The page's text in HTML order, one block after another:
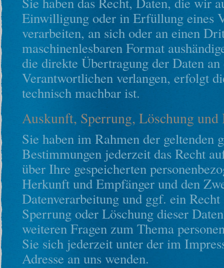
Einwilligung oder in Erfüllung eines
verarbeiten, an sich oder an einen
maschinenlesbaren Format
die direkte Übertragung der Daten an
Verantwortlichen verlangen, erfolgt
technisch machbar ist.
Auskunft, Sperrung, Löschung
Sie haben im Rahmen der geltenden
Bestimmungen jederzeit das Recht
über Ihre gespeicherten
Herkunft und Empfänger und den
Datenverarbeitung und ggf. ein
Sperrung oder Löschung dieser
weiteren Fragen zum Thema
Sie sich jederzeit unter der im
Adresse an uns wenden.